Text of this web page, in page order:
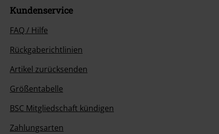
Kundenservice
FAQ / Hilfe
Rückgaberichtlinien
Artikel zurücksenden
Größentabelle
BSC Mitgliedschaft kündigen
Zahlungsarten